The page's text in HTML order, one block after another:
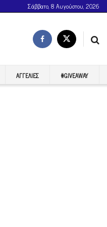
Σάββατο, 8 Αυγούστου, 2026
ΑΓΓΕΛΊΕΣ #GIVEAWAY